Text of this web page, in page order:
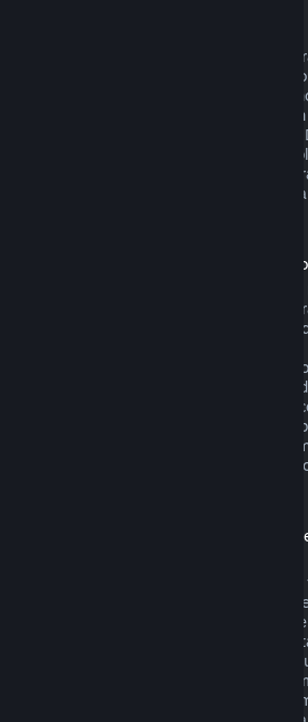
Los DLC adquiridos en la tienda de
durante catorce días después de su
pertenecen se ha jugado menos de dos
adquisición del DLC, y siempre que este
modificado o transferido. Por favor, ten
casos Steam no podrá reembolsar
ejemplo, si el DLC sube de nivel
del juego). Estas excepciones estarán
como no reembolsables en la página de
Reembolsos en compras realizadas
Steam ofrecerá reembolsos para
cualquier juego desarrollado por Valve
horas tras su adquisición, siempre y
sido consumido, modificado o
tendrán la opción de activar los
adquiridos dentro de sus juegos de
Steam te informará en el momento de la
desarrollador ha optado por ofrecer
que vas a adquirir. De lo contrario, las
de juegos no desarrollados por Valve no
Reembolsos de títulos comprados antes
Si compras un título en Steam antes de
se aplica el límite de 2 horas de tiempo
reembolso (excepto en el caso de las
de devolución de 14 días no empieza
lanzamiento. Por ejemplo, si compras un
, todo el
cuenta para el límite de 2 horas. Si